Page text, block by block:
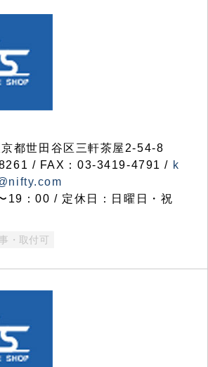
都世田谷区三軒茶屋2-54-8
/ FAX：03-3419-4791 / k
19：00 / 定休日：日曜日・祝
・取付可